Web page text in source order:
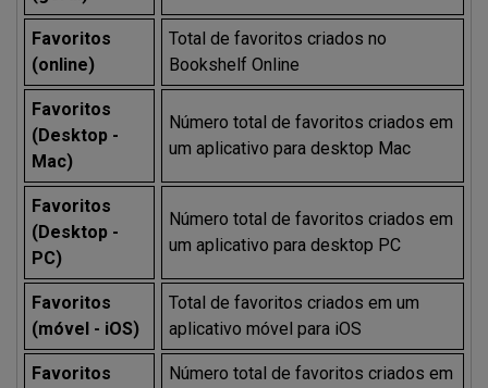
Favoritos
(online)
Total de favoritos criados no
Bookshelf Online
Favoritos
(Desktop -
Mac)
Número total de favoritos criados em
um aplicativo para desktop Mac
Favoritos
(Desktop -
PC)
Número total de favoritos criados em
um aplicativo para desktop PC
Favoritos
(móvel - iOS)
Total de favoritos criados em um
aplicativo móvel para iOS
Favoritos
Número total de favoritos criados em